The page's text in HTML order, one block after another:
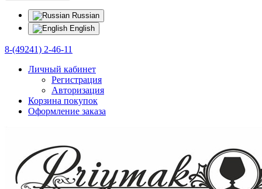
Russian
English
8-(49241) 2-46-11
Личный кабинет
Регистрация
Авторизация
Корзина покупок
Оформление заказа